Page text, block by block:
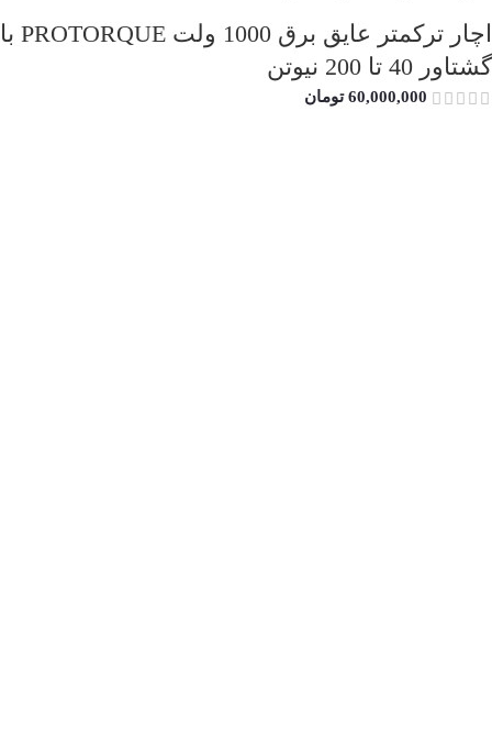
اچار ترکمتر عایق برق 1000 ولت PROTORQUE با
گشتاور 40 تا 200 نیوتن
60,000,000 تومان